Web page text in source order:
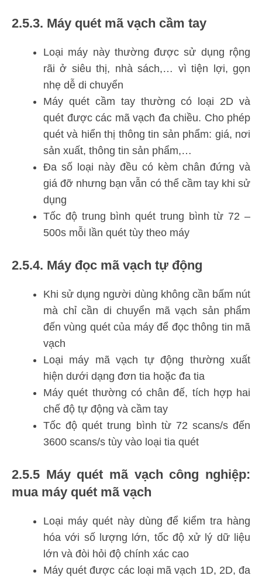
2.5.3. Máy quét mã vạch cầm tay
Loại máy này thường được sử dụng rộng
rãi ở siêu thị, nhà sách,… vì tiện lợi, gọn
nhẹ dễ di chuyển
Máy quét cầm tay thường có loại 2D và
quét được các mã vạch đa chiều. Cho phép
quét và hiển thị thông tin sản phẩm: giá, nơi
sản xuất, thông tin sản phẩm,…
Đa số loại này đều có kèm chân đứng và
giá đỡ nhưng bạn vẫn có thể cầm tay khi sử
dụng
Tốc độ trung bình quét trung bình từ 72 –
500s mỗi lần quét tùy theo máy
2.5.4. Máy đọc mã vạch tự động
Khi sử dụng người dùng không cần bấm nút
mà chỉ cần di chuyển mã vạch sản phẩm
đến vùng quét của máy để đọc thông tin mã
vạch
Loại máy mã vạch tự động thường xuất
hiện dưới dạng đơn tia hoặc đa tia
Máy quét thường có chân đế, tích hợp hai
chế độ tự động và cầm tay
Tốc độ quét trung bình từ 72 scans/s đến
3600 scans/s tùy vào loại tia quét
2.5.5 Máy quét mã vạch công nghiệp:
mua máy quét mã vạch
Loại máy quét này dùng để kiểm tra hàng
hóa với số lượng lớn, tốc độ xử lý dữ liệu
lớn và đòi hỏi độ chính xác cao
Máy quét được các loại mã vạch 1D, 2D, đa